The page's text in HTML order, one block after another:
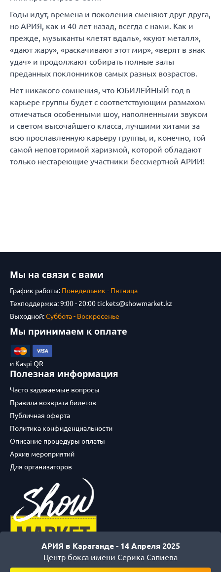
Годы идут, времена и поколения сменяют друг друга,
но АРИЯ, как и 40 лет назад, всегда с нами. Как и
прежде, музыканты «летят вдаль», «куют металл»,
«дают жару», «раскачивают этот мир», «верят в знак
удач» и продолжают собирать полные залы
преданных поклонников самых разных возрастов.
Нет никакого сомнения, что ЮБИЛЕЙНЫЙ год в
карьере группы будет с соответствующим размахом
отмечаться особенными шоу, наполненными звуком
и светом высочайшего класса, лучшими хитами за
всю прославленную карьеру группы, и, конечно, той
самой неповторимой харизмой, которой обладают
только нестареющие участники бессмертной АРИИ!
АРИЯ в Караганде - 14 Апреля 2025
Центр бокса имени Серика Сапиева
Мы на связи с вами
График работы: Понедельник - Пятница
Техподдержка: 9:00 - 20:00 tickets@showmarket.kz
Выходной:Суббота - Воскресенье
Мы принимаем к оплате
и Kaspi QR
Полезная информация
Часто задаваемые вопросы
Правила возврата билетов
Публичная оферта
Политика конфиденциальности
Описание процедуры оплаты
Архив мероприятий
Для организаторов